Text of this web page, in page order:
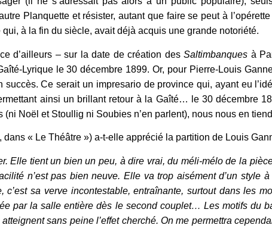
Planquette et résister, autant que faire se peut à
à la fin du siècle, avait déjà acquis une grande notoriété.
d’ailleurs – sur la date de création desSaltimbanques à
Lyrique le 30 décembre 1899. Or, pour Pierre-Louis
Ce serait un impresario de province qui, ayant eu
ainsi un brillant retour à la Gaîté… le 30 décembre
Noël et Stoullig ni Soubies n’en parlent), nous nous en
« Le Théâtre ») a-t-elle apprécié la partition de Louis
Elle tient un bien un peu, à dire vrai, du méli-mélo de la
n’est pas bien neuve. Elle va trop aisément d’un style
sa verve incontestable, entraînante, surtout dans les
par la salle entière dès le second couplet… Les motifs du
sans peine l’effet cherché. On me permettra